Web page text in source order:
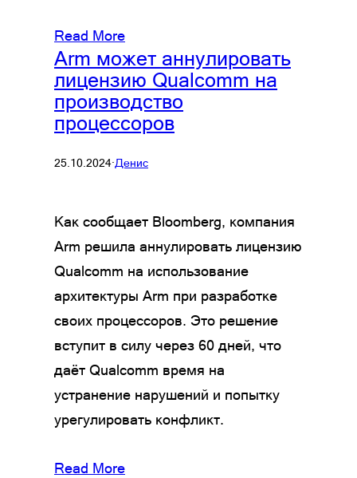
Read More
Arm может аннулировать
лицензию Qualcomm на
производство
процессоров
25.10.2024·Денис
Как сообщает Bloomberg, компания
Arm решила аннулировать лицензию
Qualcomm на использование
архитектуры Arm при разработке
своих процессоров. Это решение
вступит в силу через 60 дней, что
даёт Qualcomm время на
устранение нарушений и попытку
урегулировать конфликт.
Read More